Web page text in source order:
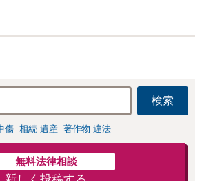
応・納得できる解決を」
検索
傷 相続 遺産 著作物 違法
無料法律相談